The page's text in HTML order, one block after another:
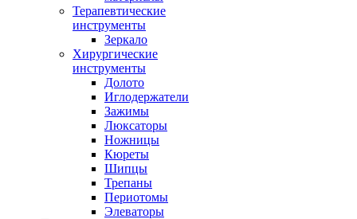
Терапевтические
инструменты
Зеркало
Хирургические
инструменты
Долото
Иглодержатели
Зажимы
Люксаторы
Ножницы
Кюреты
Шипцы
Трепаны
Периотомы
Элеваторы